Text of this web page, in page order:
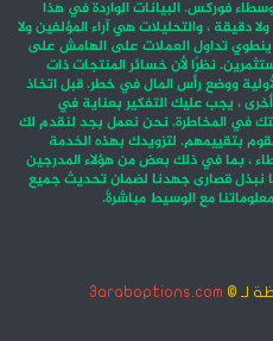
فوركس. البيانات الواردة في هذا
دقيقة ، والتحليلات هي آراء المؤلفين ولا
ينطوي تداول العملات على الهامش على
نظرًا لأن خسائر المنتجات ذات
ووضع رأس المال في خطر. قبل اتخاذ
، يجب عليك التفكير بعناية في
في المخاطرة. نحن نعمل بجد لنقدم لك
بتقييمهم. لتزويدك بهذه الخدمة
، بما في ذلك بعض من هؤلاء المدرجين
نبذل قصارى جهدنا لضمان تحديث جميع
مع الوسيط مباشرةً.
لـ © 3araboptions.com